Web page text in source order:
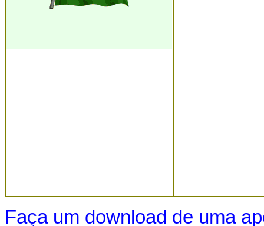
Faça um download de uma